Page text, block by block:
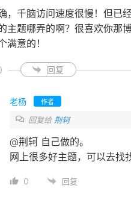
，千脑访问速度很慢！但已
主题哪弄的啊？很喜欢你那
满意的！
回复
老杨 作者
回复给 荆轲
@荆轲自己做的。
网上很多好主题，可以去找
0 回复